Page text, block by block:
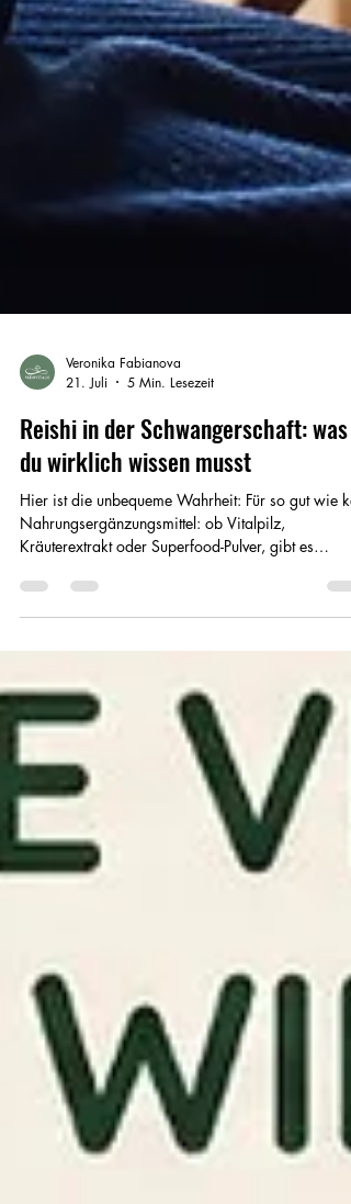
Veronika Fabianova
21. Juli
5 Min. Lesezeit
Reishi in der Schwangerschaft: was
du wirklich wissen musst
Nahrungsergänzungsmittel: ob Vitalpilz,
Kräuterextrakt oder Superfood-Pulver, gibt es
schwangeren Frauen. Dies passierte aus ethischen
durchgeführt, wenn es nicht unbedingt nötig war. Das
gilt für Reishi genauso wie für die meisten
pflanzlichen Präparate im Drogerie-Regal. Und
genau das macht die Antwort auf "darf ich das
nehmen" k